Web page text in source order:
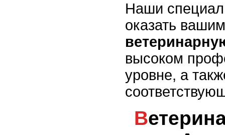
Наши
оказать
высоком
уровне, а
Ветеринарная клиника